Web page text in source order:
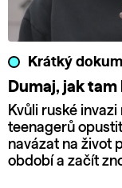
Krátký
Dumaj, jak
Kvůli ruské
teenagerů
navázat na život
období a začít